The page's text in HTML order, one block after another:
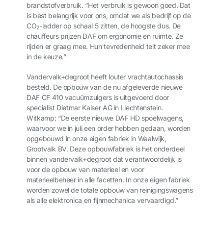
brandstofverbruik. “Het verbruik is gewoon goed. Dat
is best belangrijk voor ons, omdat we als bedrijf op de
CO2-ladder op schaal 5 zitten, de hoogste dus. De
chauffeurs prijzen DAF om ergonomie en ruimte. Ze
rijden er graag mee. Hun tevredenheid telt zeker mee
in de keuze.”
Vandervalk+degroot heeft louter vrachtautochassis
besteld. De opbouw van de nu afgeleverde nieuwe
DAF CF 410 vacuümzuigers is uitgevoerd door
specialist Dietmar Kaiser AG in Liechtenstein.
Witkamp: “De eerste nieuwe DAF HD spoelwagens,
waarvoor we in juli een order hebben gedaan, worden
opgebouwd in onze eigen fabriek in Waalwijk,
Grootvalk BV. Deze opbouwfabriek is het onderdeel
binnen vandervalk+degroot dat verantwoordelijk is
voor de opbouw van materieel en voor
materieelbeheer in alle facetten. In onze eigen fabriek
worden zowel de totale opbouw van reinigingswagens
als alle elektronica en fijnmechanica vervaardigd.”